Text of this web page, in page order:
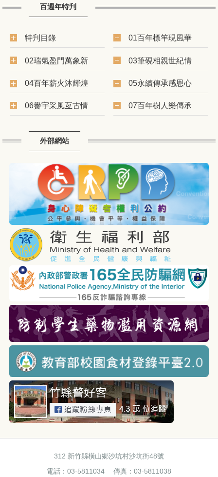
百週年特刋
特刋目錄 01百年標竿現風華
02瑞氣盈門萬象新 03筆硯相親世紀情
04百年薪火沐輝煌 05永續傳承感恩心
06黌宇采風亙古情 07百年樹人樂傳承
外部網站
312 新竹縣橫山鄉沙坑村沙坑街48號
電話：03-5811034 傳真：03-5811038